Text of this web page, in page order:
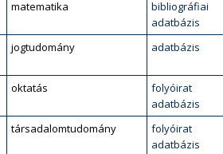
matematika
bibliográfiai
adatbázis
jogtudomány adatbázis
oktatás
folyóirat
adatbázis
társadalomtudomány
folyóirat
adatbázis